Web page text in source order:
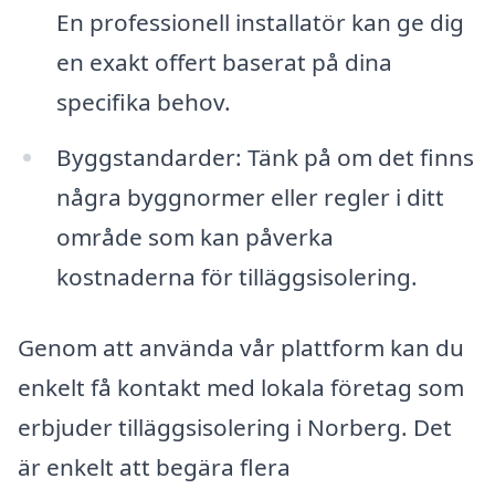
En professionell installatör kan ge dig
en exakt offert baserat på dina
specifika behov.
Byggstandarder: Tänk på om det finns
några byggnormer eller regler i ditt
område som kan påverka
kostnaderna för tilläggsisolering.
Genom att använda vår plattform kan du
enkelt få kontakt med lokala företag som
erbjuder tilläggsisolering i Norberg. Det
är enkelt att begära flera